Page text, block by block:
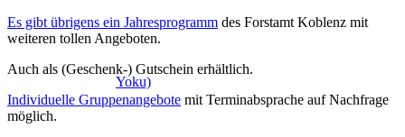
Yoku)
Es gibt übrigens ein Jahresprogramm des Forstamt Koblenz mit
weiteren tollen Angeboten.
Auch als (Geschenk-) Gutschein erhältlich.
Individuelle Gruppenangebote mit Terminabsprache auf Nachfrage
möglich.